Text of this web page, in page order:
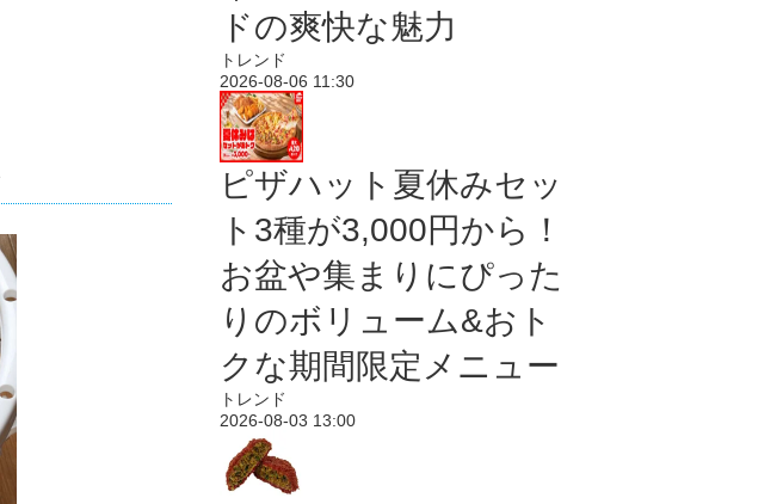
ドの爽快な魅力
トレンド
2026-08-06 11:30
ピザハット夏休みセッ
ト3種が3,000円から！
お盆や集まりにぴった
りのボリューム&おト
クな期間限定メニュー
トレンド
2026-08-03 13:00